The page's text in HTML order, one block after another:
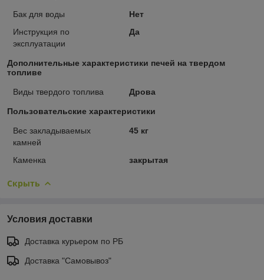
Бак для воды
Нет
Инструкция по
эксплуатации
Да
Дополнительные характеристики печей на твердом
топливе
Виды твердого топлива Дрова
Пользовательские характеристики
Вес закладываемых
камней
45 кг
Каменка закрытая
Скрыть
Условия доставки
Доставка курьером по РБ
Доставка "Самовывоз"